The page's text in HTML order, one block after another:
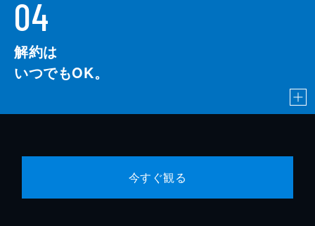
04
解約は
いつでもOK。
今すぐ観る